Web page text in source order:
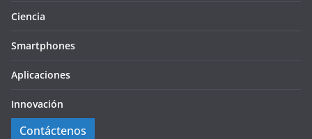
Ciencia
Smartphones
Aplicaciones
Innovación
Contáctenos